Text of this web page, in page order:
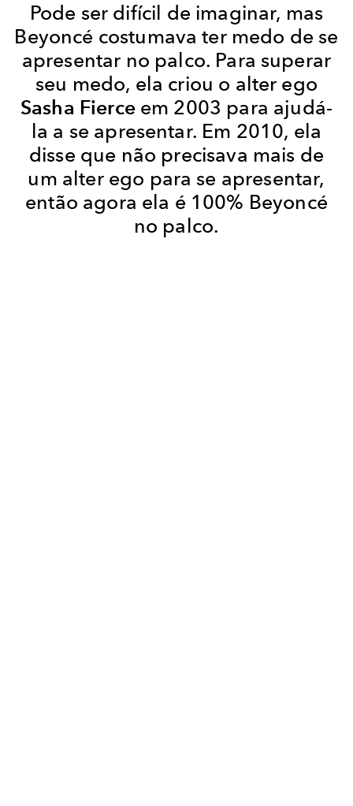
Pode ser difícil de imaginar, mas
Beyoncé costumava ter medo de se
apresentar no palco. Para superar
seu medo, ela criou o alter ego
Sasha Fierceem 2003 para ajudá-
la a se apresentar. Em 2010, ela
disse que não precisava mais de
um alter ego para se apresentar,
então agora ela é 100% Beyoncé
no palco.